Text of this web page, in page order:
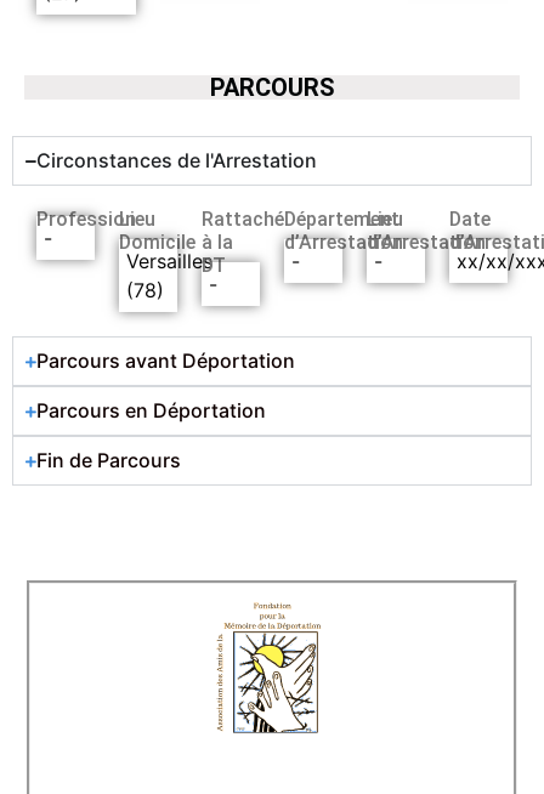
PARCOURS
Circonstances de l'Arrestation
Profession
-
Lieu
Domicile
Versailles
(78)
Rattaché
à la
DT
-
Département
d’Arrestation
-
Lieu
d’Arrestation
-
Date
xx/xx/
Parcours avant Déportation
Parcours en Déportation
Fin de Parcours